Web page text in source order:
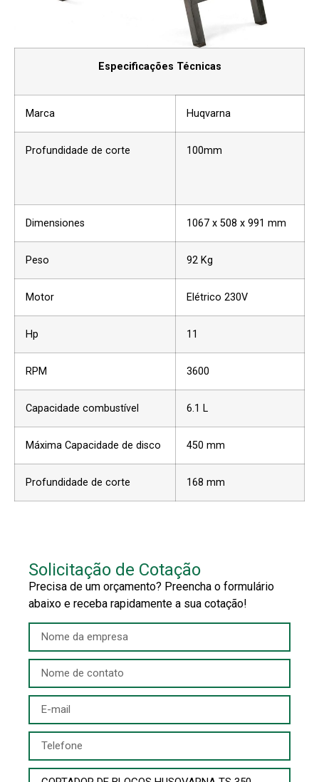
Especificações Técnicas
Marca Huqvarna
Profundidade de corte 100mm
Dimensiones 1067 x 508 x 991 mm
Peso 92 Kg
Motor Elétrico 230V
Hp 11
RPM 3600
Capacidade combustível 6.1 L
Máxima Capacidade de disco 450 mm
Profundidade de corte 168 mm
Solicitação de Cotação
Precisa de um orçamento? Preencha o formulário
abaixo e receba rapidamente a sua cotação!